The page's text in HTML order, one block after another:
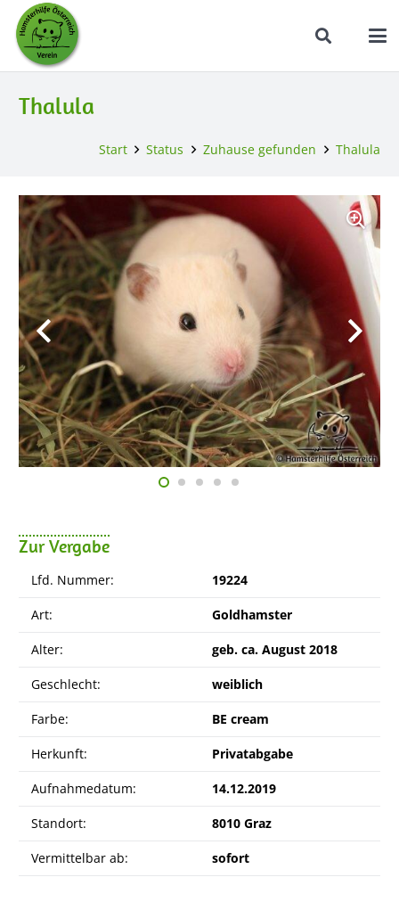
Thalula
Start Status Zuhause gefunden Thalula
Zur Vergabe
Lfd. Nummer: 19224
Art: Goldhamster
Alter: geb. ca. August 2018
Geschlecht: weiblich
Farbe: BE cream
Herkunft: Privatabgabe
Aufnahmedatum: 14.12.2019
Standort: 8010 Graz
Vermittelbar ab: sofort